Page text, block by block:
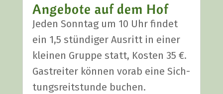
Ange­bo­te auf dem Hof
Jeden Sonn­tag um 10 Uhr fin­det
ein 1,5 stün­di­ger Aus­ritt in einer
klei­nen Grup­pe statt, Kos­ten 35 €.
Gastrei­ter kön­nen vor­ab eine Sich­
tungs­reit­stun­de buchen.